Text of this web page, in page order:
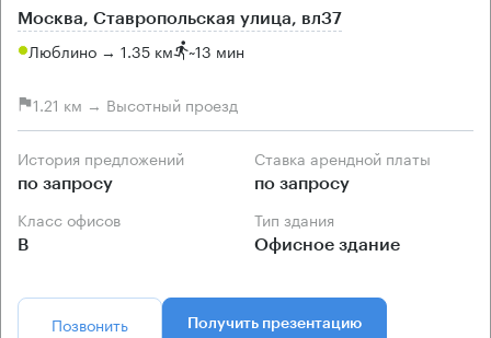
Москва, Ставропольская улица, вл37
Люблино → 1.35 км ~13 мин
1.21 км → Высотный проезд
История предложений
по запросу
Ставка арендной платы
по запросу
Класс офисов
B
Тип здания
Офисное здание
Позвонить Получить презентацию